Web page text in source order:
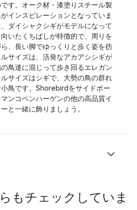
す。オーク材・漆塗りスチール製
インスピレーションとなっていま
ダイシャクシギがモデルになって
いたくちばしが特徴的で、周りを
、長い脚でゆっくりと歩く姿を彷
サイズは、活発なアカアシシギが
鳥達に混じって歩き回るエレガン
サイズはシギで、大勢の鳥の群れ
鳥です。Shorebirdをサイドボー
ンコペンハーゲンの他の高品質イ
と一緒に飾りましょう。
もチェックしていま